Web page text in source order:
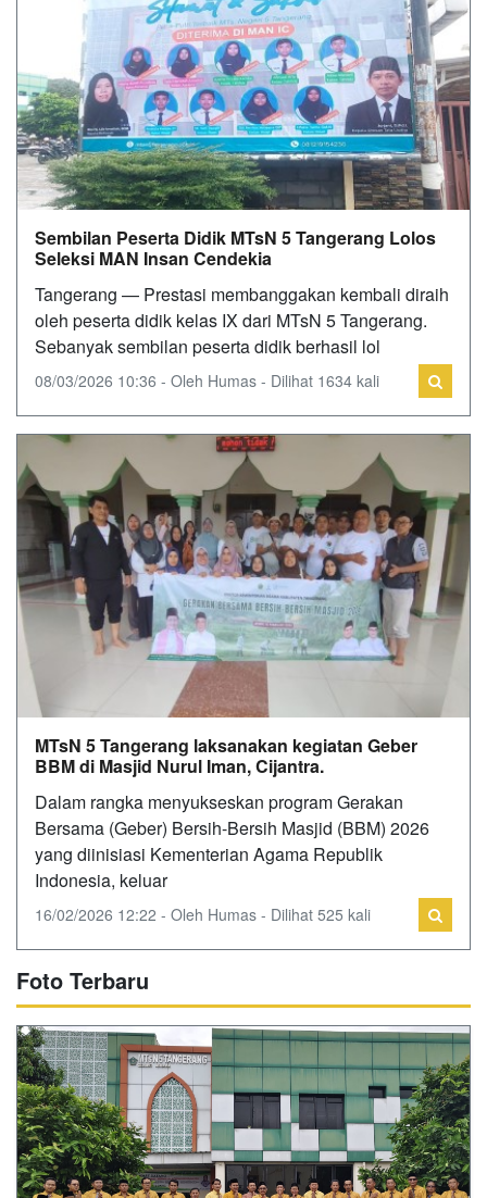
Sembilan Peserta Didik MTsN 5 Tangerang Lolos
Seleksi MAN Insan Cendekia
Tangerang — Prestasi membanggakan kembali diraih
oleh peserta didik kelas IX dari MTsN 5 Tangerang.
Sebanyak sembilan peserta didik berhasil lol
08/03/2026 10:36 - Oleh Humas - Dilihat 1634 kali
MTsN 5 Tangerang laksanakan kegiatan Geber
BBM di Masjid Nurul Iman, Cijantra.
Dalam rangka menyukseskan program Gerakan
Bersama (Geber) Bersih-Bersih Masjid (BBM) 2026
yang diinisiasi Kementerian Agama Republik
Indonesia, keluar
16/02/2026 12:22 - Oleh Humas - Dilihat 525 kali
Foto Terbaru